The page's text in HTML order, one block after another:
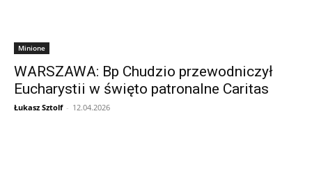
Minione
WARSZAWA: Bp Chudzio przewodniczył
Eucharystii w święto patronalne Caritas
Łukasz Sztolf - 12.04.2026